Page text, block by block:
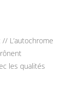
L’autochrome
les qualités